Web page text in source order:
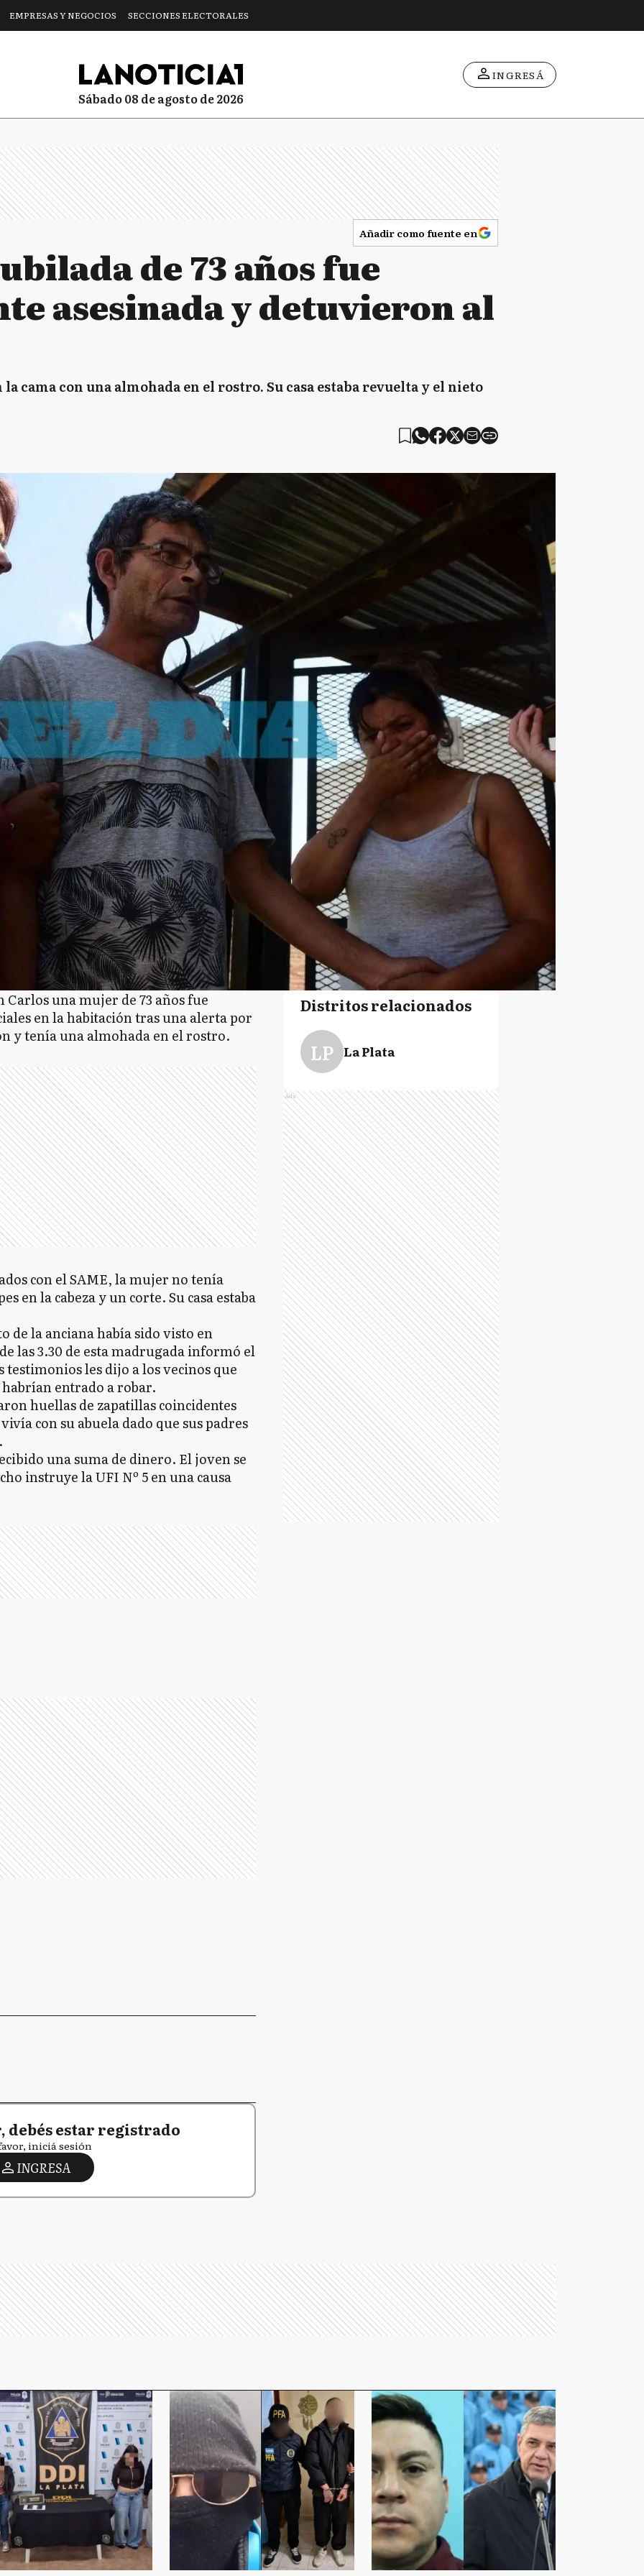
EMPRESAS Y NEGOCIOS SECCIONES ELECTORALES
sábado 08 de agosto de 2026
INGRESÁ
Añadir como fuente en
de 73 años fue
asesinada y detuvieron al
cama con una almohada en el rostro. Su casa estaba revuelta y el nieto
Carlos una mujer de 73 años fue
en la habitación tras una alerta por
y tenía una almohada en el rostro.
con el SAME, la mujer no tenía
en la cabeza y un corte. Su casa estaba
de la anciana había sido visto en
las 3.30 de esta madrugada informó el
testimonios les dijo a los vecinos que
entrado a robar.
huellas de zapatillas coincidentes
con su abuela dado que sus padres
una suma de dinero. El joven se
instruye la UFI Nº 5 en una causa
debés estar registrado
iniciá sesión
INGRESA
Distritos relacionados
LP La Plata
Ads